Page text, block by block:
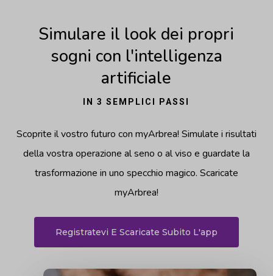
Simulare il look dei propri
sogni con l'intelligenza
artificiale
IN 3 SEMPLICI PASSI
Scoprite il vostro futuro con myArbrea! Simulate i risultati
della vostra operazione al seno o al viso e guardate la
trasformazione in uno specchio magico. Scaricate
myArbrea!
Registratevi E Scaricate Subito L'app